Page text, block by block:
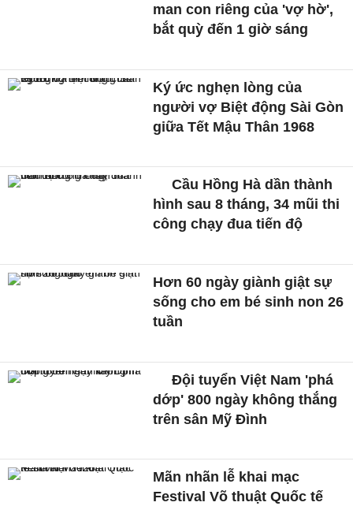
man con riêng của 'vợ hờ',
bắt quỳ đến 1 giờ sáng
Ký ức nghẹn lòng của
người vợ Biệt động Sài Gòn
giữa Tết Mậu Thân 1968
Cầu Hồng Hà dần thành
hình sau 8 tháng, 34 mũi thi
công chạy đua tiến độ
Hơn 60 ngày giành giật sự
sống cho em bé sinh non 26
tuần
Đội tuyển Việt Nam 'phá
dớp' 800 ngày không thắng
trên sân Mỹ Đình
Mãn nhãn lễ khai mạc
Festival Võ thuật Quốc tế